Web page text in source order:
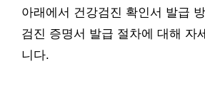
아래에서 건강검진 확인서 발급
검진 증명서 발급 절차에 대해 자
니다.